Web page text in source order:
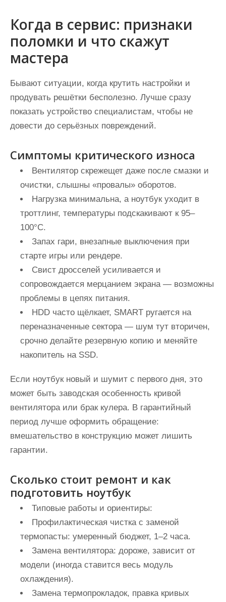
Когда в сервис: признаки
поломки и что скажут
мастера
Бывают ситуации, когда крутить настройки и
продувать решётки бесполезно. Лучше сразу
показать устройство специалистам, чтобы не
довести до серьёзных повреждений.
Симптомы критического износа
Вентилятор скрежещет даже после смазки и
очистки, слышны «провалы» оборотов.
Нагрузка минимальна, а ноутбук уходит в
троттлинг, температуры подскакивают к 95–
100°C.
Запах гари, внезапные выключения при
старте игры или рендере.
Свист дросселей усиливается и
сопровождается мерцанием экрана — возможны
проблемы в цепях питания.
HDD часто щёлкает, SMART ругается на
переназначенные сектора — шум тут вторичен,
срочно делайте резервную копию и меняйте
накопитель на SSD.
Если ноутбук новый и шумит с первого дня, это
может быть заводская особенность кривой
вентилятора или брак кулера. В гарантийный
период лучше оформить обращение:
вмешательство в конструкцию может лишить
гарантии.
Сколько стоит ремонт и как
подготовить ноутбук
Типовые работы и ориентиры:
Профилактическая чистка с заменой
термопасты: умеренный бюджет, 1–2 часа.
Замена вентилятора: дороже, зависит от
модели (иногда ставится весь модуль
охлаждения).
Замена термопрокладок, правка кривых